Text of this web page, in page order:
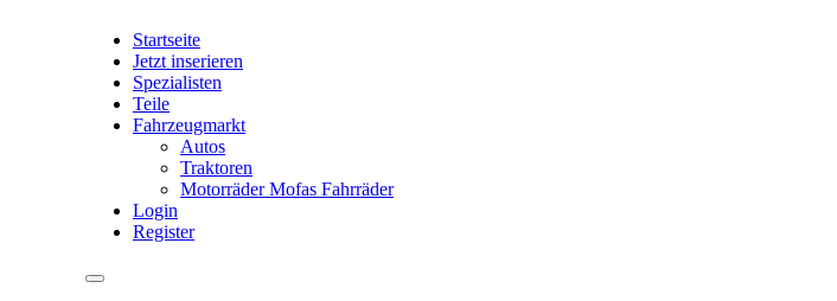
Startseite
Jetzt inserieren
Spezialisten
Teile
Fahrzeugmarkt
Autos
Traktoren
Motorräder Mofas Fahrräder
Login
Register